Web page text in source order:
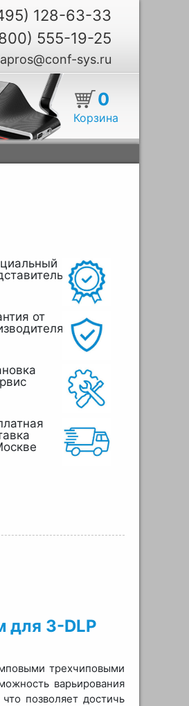
128-63-33
555-19-25
sys.ru
0
Корзина
от
для 3-DLP
трехчиповыми
варьирования
позволяет достичь